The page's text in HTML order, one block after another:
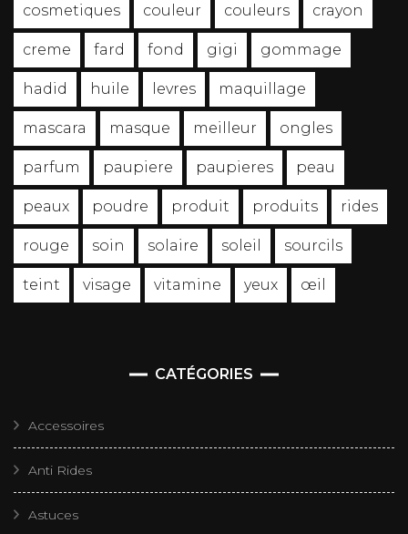
cosmetiques couleur couleurs crayon
creme fard fond gigi gommage
hadid huile levres maquillage
mascara masque meilleur ongles
parfum paupiere paupieres peau
peaux poudre produit produits rides
rouge soin solaire soleil sourcils
teint visage vitamine yeux œil
CATÉGORIES
Accessoires
Anti Rides
Astuces